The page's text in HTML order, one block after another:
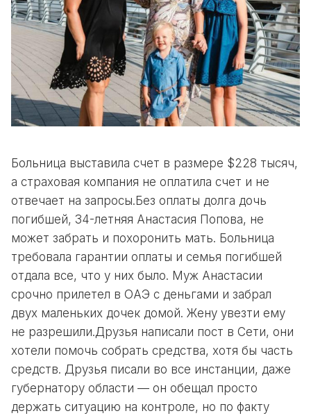
Больница выставила счет в размере $228 тысяч,
а страховая компания не оплатила счет и не
отвечает на запросы.Без оплаты долга дочь
погибшей, 34-летняя Анастасия Попова, не
может забрать и похоронить мать. Больница
требовала гарантии оплаты и семья погибшей
отдала все, что у них было. Муж Анастасии
срочно прилетел в ОАЭ с деньгами и забрал
двух маленьких дочек домой. Жену увезти ему
не разрешили.Друзья написали пост в Сети, они
хотели помочь собрать средства, хотя бы часть
средств. Друзья писали во все инстанции, даже
губернатору области — он обещал просто
держать ситуацию на контроле, но по факту